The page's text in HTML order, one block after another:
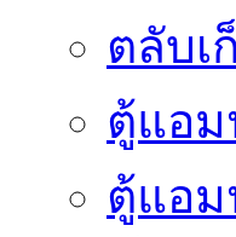
ตลับเ
ตู้แอม
ตู้แอม